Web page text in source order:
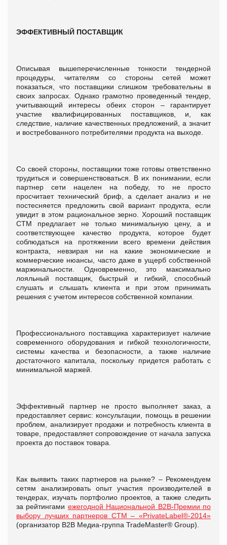
ЭФФЕКТИВНЫЙ ПОСТАВЩИК
Описывая вышеперечисленные тонкости тендерной
процедуры, читателям со стороны сетей может
показаться, что поставщики слишком требовательны в
своих запросах. Однако грамотно проведенный тендер,
учитывающий интересы обеих сторон – гарантирует
участие квалифицированных поставщиков, и, как
следствие, наличие качественных предложений, а значит
и востребованного потребителями продукта на выходе.
Со своей стороны, поставщики тоже готовы ответственно
трудиться и совершенствоваться. В их понимании, если
партнер сети нацелен на победу, то не просто
просчитает технический бриф, а сделает анализ и не
постесняется предложить свой вариант продукта, если
увидит в этом рациональное зерно. Хороший поставщик
СТМ предлагает не только минимальную цену, а и
соответствующее качество продукта, которое будет
соблюдаться на протяжении всего времени действия
контракта, невзирая ни на какие экономические и
коммерческие нюансы, часто даже в ущерб собственной
маржинальности. Одновременно, это максимально
лояльный поставщик, быстрый и гибкий, способный
слушать и слышать клиента и при этом принимать
решения с учетом интересов собственной компании.
Профессионального поставщика характеризует наличие
современного оборудования и гибкой технологичности,
системы качества и безопасности, а также наличие
достаточного капитала, поскольку придется работать с
минимальной маржей.
Эффективный партнер не просто выполняет заказ, а
предоставляет сервис: консультации, помощь в решении
проблем, анализирует продажи и потребность клиента в
товаре, предоставляет сопровождение от начала запуска
проекта до поставок товара.
Как выявить таких партнеров на рынке? – Рекомендуем
сетям анализировать опыт участия производителей в
тендерах, изучать портфолио проектов, а также следить
за рейтингами ежегодной Национальной В2В-Премии по
выбору лучших партнеров СТМ – «PrivateLabel®-2014»
(организатор В2В Медиа-группа TradeMaster® Group).